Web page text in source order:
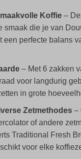
Koffie–
smaak die je van
een perfecte balans
– Met 6 zakken
voor langdurig
in grote
Zetmethodes–
of andere
Traditional Fresh
voor elke